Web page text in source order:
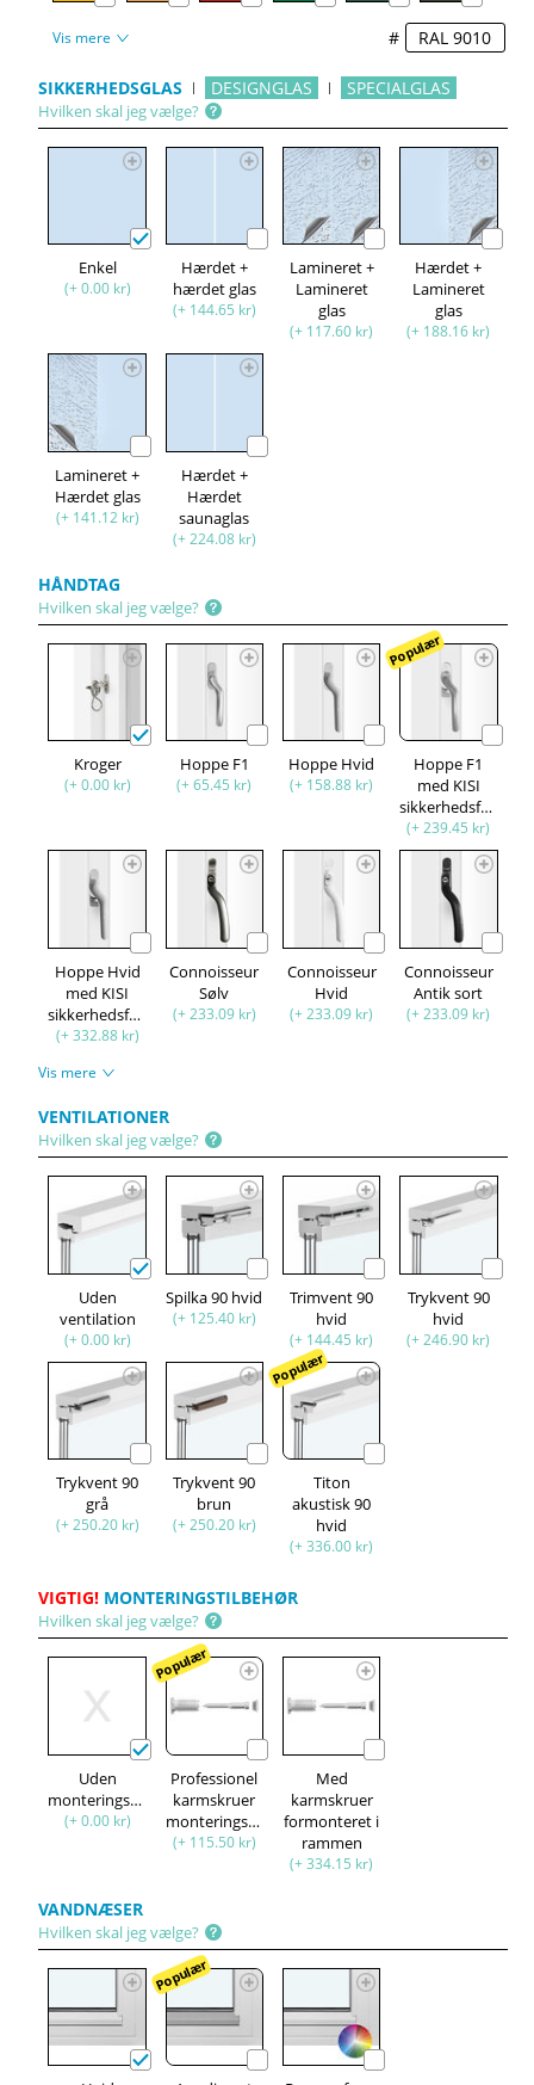
Vis mere #
SIKKERHEDSGLAS DESIGNGLAS SPECIALGLAS
Hvilken skal jeg vælge?
Enkel
(+ 0.00 kr)
Hærdet +
hærdet glas
(+ 144.65 kr)
Lamineret +
Lamineret
glas
(+ 117.60 kr)
Hærdet +
Lamineret
glas
(+ 188.16 kr)
Lamineret +
Hærdet glas
(+ 141.12 kr)
Hærdet +
Hærdet
saunaglas
(+ 224.08 kr)
HÅNDTAG
Hvilken skal jeg vælge?
Kroger
(+ 0.00 kr)
Hoppe F1
(+ 65.45 kr)
Hoppe Hvid
(+ 158.88 kr)
Populær
Hoppe F1
med KISI
sikkerhedsfunktion
(+ 239.45 kr)
Hoppe Hvid
med KISI
sikkerhedsfunktion
(+ 332.88 kr)
Connoisseur
Sølv
(+ 233.09 kr)
Connoisseur
Hvid
(+ 233.09 kr)
Connoisseur
Antik sort
(+ 233.09 kr)
Vis mere
VENTILATIONER
Hvilken skal jeg vælge?
Uden
ventilation
(+ 0.00 kr)
Spilka 90 hvid
(+ 125.40 kr)
Trimvent 90
hvid
(+ 144.45 kr)
Trykvent 90
hvid
(+ 246.90 kr)
Trykvent 90
grå
(+ 250.20 kr)
Trykvent 90
brun
(+ 250.20 kr)
Populær
Titon
akustisk 90
hvid
(+ 336.00 kr)
VIGTIG! MONTERINGSTILBEHØR
Hvilken skal jeg vælge?
Uden
monteringssæt
(+ 0.00 kr)
Populær
Professionel
karmskruer
monteringssæt
(+ 115.50 kr)
Med
karmskruer
formonteret i
rammen
(+ 334.15 kr)
VANDNÆSER
Hvilken skal jeg vælge?
Populær